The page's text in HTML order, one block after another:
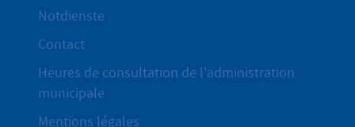
Notdienste
Contact
Heures de consultation de l'administration
municipale
Mentions légales